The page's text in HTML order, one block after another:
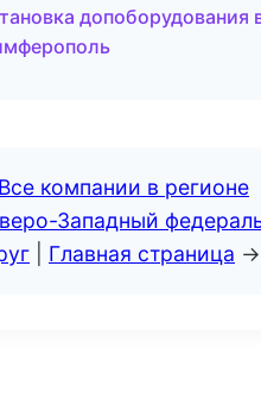
допоборудования
Все компании в регионе
Западный
Главная страница →